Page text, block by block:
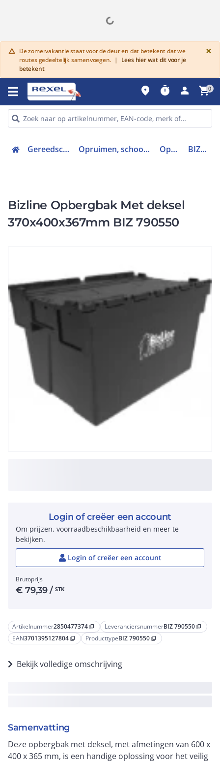
warning De zomervakantie staat voor de deur en dat betekent dat we
routes gedeeltelijk samenvoegen. |
Lees hier wat dit voor je
betekent
×
place timer person shopping_cart0
Gereedschap en PBM Opruimen, schoonmaken en zuigen Opbergkist BIZ 790550
Bizline Opbergbak Met deksel
370x400x367mm BIZ 790550
Artikelnummer2850477374 content_copy LeveranciersnummerBIZ 790550 content_copy
EAN3701395127804 content_copy ProducttypeBIZ 790550 content_copy
Bekijk volledige omschrijving
Samenvatting
Deze opbergbak met deksel, met afmetingen van 600 x
400 x 365 mm, is een handige oplossing voor het veilig
Login of creëer een account
Om prijzen, voorraadbeschikbaarheid en meer te
bekijken.
Login of creëer een account
Brutoprijs
€79,39/ STK